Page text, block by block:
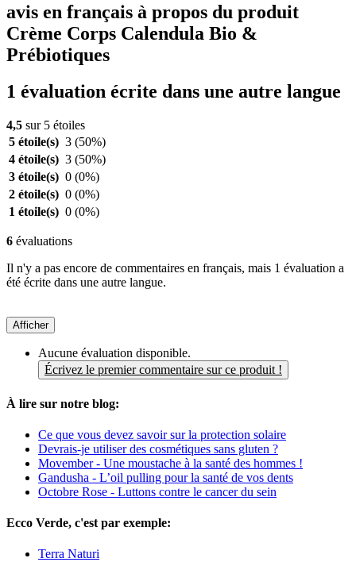
avis en français à propos du produit
Crème Corps Calendula Bio &
Prébiotiques
1 évaluation écrite dans une autre langue
4,5 sur 5 étoiles
5 étoile(s) 3 (50%)
4 étoile(s) 3 (50%)
3 étoile(s) 0 (0%)
2 étoile(s) 0 (0%)
1 étoile(s) 0 (0%)
6 évaluations
Il n'y a pas encore de commentaires en français, mais 1 évaluation a
été écrite dans une autre langue.
Afficher
Aucune évaluation disponible.
Écrivez le premier commentaire sur ce produit !
À lire sur notre blog:
Ce que vous devez savoir sur la protection solaire
Devrais-je utiliser des cosmétiques sans gluten ?
Movember - Une moustache à la santé des hommes !
Gandusha - L’oil pulling pour la santé de vos dents
Octobre Rose - Luttons contre le cancer du sein
Ecco Verde, c'est par exemple:
Terra Naturi